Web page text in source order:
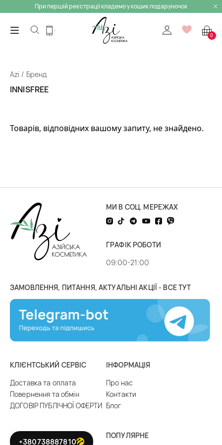
При першій реєстрації кладемо у кошик подаруночок
0
Azi Бренд
INNISFREE
Товарів, відповідних вашому запиту, не знайдено.
МИ В СОЦ. МЕРЕЖАХ
ГРАФІК РОБОТИ
09:00-21:00
ЗАМОВЛЕННЯ, ПИТАННЯ, АКТУАЛЬНІ АКЦІЇ - ВСЕ ТУТ
КЛІЄНТСЬКИЙ СЕРВІС
Доставка та оплата
Повернення та обмін
ДОГОВІР ПУБЛІЧНОЇ ОФЕРТИ
ІНФОРМАЦІЯ
Про нас
Контакти
Блог
+380738887810
ПОПУЛЯРНЕ